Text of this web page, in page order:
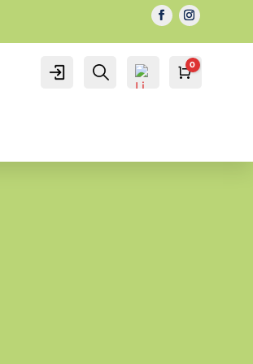
IL MIO
ACCOUNT
Cerca... Carrello
0